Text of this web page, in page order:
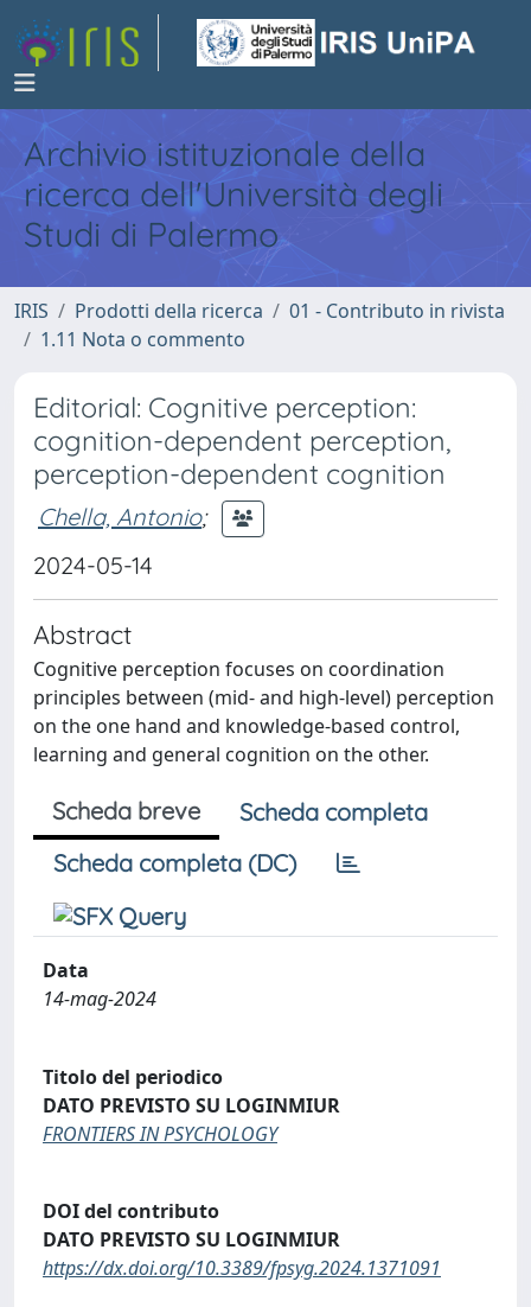
Archivio istituzionale della
ricerca dell'Università degli
Studi di Palermo
IRIS Prodotti della ricerca
01 - Contributo in rivista
1.11 Nota o commento
Editorial: Cognitive perception:
cognition-dependent perception,
perception-dependent cognition
Chella, Antonio;
2024-05-14
Abstract
Cognitive perception focuses on coordination
principles between (mid- and high-level) perception
on the one hand and knowledge-based control,
learning and general cognition on the other.
Scheda breve
Scheda completa
Scheda completa (DC)
Data
14-mag-2024
Titolo del periodico
DATO PREVISTO SU LOGINMIUR
FRONTIERS IN PSYCHOLOGY
DOI del contributo
DATO PREVISTO SU LOGINMIUR
https://dx.doi.org/10.3389/fpsyg.2024.1371091